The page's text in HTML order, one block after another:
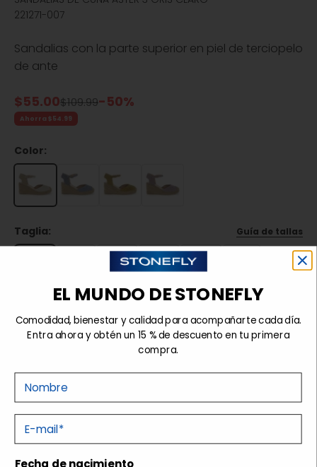
221271-007
Sandalias con la parte superior en piel de terciopelo
de ante
Precio de oferta
$55.00Precio normal
$109.99-50%
Ahorra $54.99
Color:
Taglia: Guía de tallas
38 39 40
Detalles
Tecnologías
Envíos y devoluciones
EL MUNDO DE STONEFLY
Comodidad, bienestar y calidad para acompañarte cada día.
Entra ahora y obtén un 15 % de descuento en tu primera
compra.
Nome
E-mail
Fecha de nacimiento